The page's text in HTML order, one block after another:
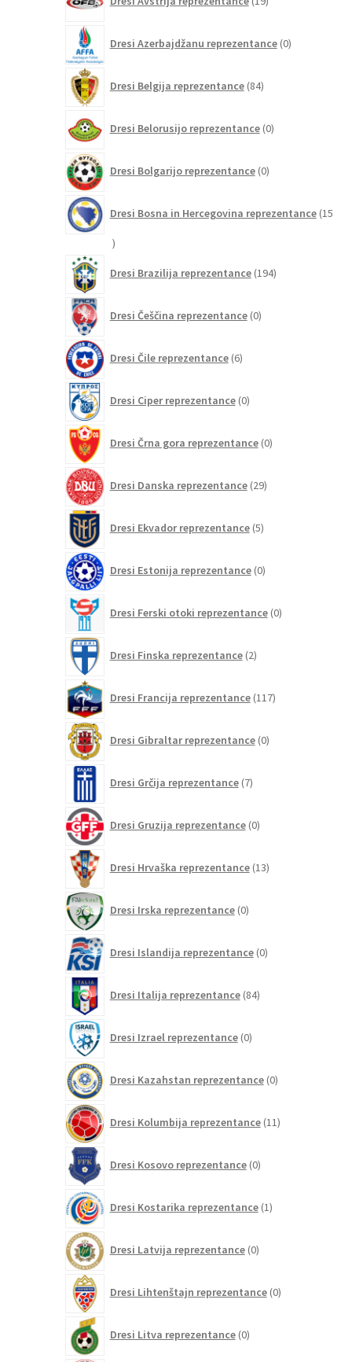
izdelkov
Dresi Azerbajdžanu reprezentance 0izdelkov
Dresi Belgija reprezentance 84izdelkov
Dresi Belorusijo reprezentance 0izdelkov
Dresi Bolgarijo reprezentance 0izdelkov
Dresi Bosna in Hercegovina reprezentance 15
15
Dresi Brazilija reprezentance 194izdelkov
Dresi Češčina reprezentance 0izdelkov
Dresi Čile reprezentance 6izdelkov
Dresi Ciper reprezentance 0izdelkov
Dresi Črna gora reprezentance 0izdelkov
Dresi Danska reprezentance 29izdelkov
Dresi Ekvador reprezentance 5izdelkov
Dresi Estonija reprezentance 0izdelkov
Dresi Ferski otoki reprezentance 0izdelkov
Dresi Finska reprezentance 2izdelka
Dresi Francija reprezentance 117izdelkov
Dresi Gibraltar reprezentance 0izdelkov
Dresi Grčija reprezentance 7izdelkov
Dresi Gruzija reprezentance 0izdelkov
Dresi Hrvaška reprezentance 13izdelkov
Dresi Irska reprezentance 0izdelkov
Dresi Islandija reprezentance 0izdelkov
Dresi Italija reprezentance 84izdelkov
Dresi Izrael reprezentance 0izdelkov
Dresi Kazahstan reprezentance 0izdelkov
Dresi Kolumbija reprezentance 11izdelkov
Dresi Kosovo reprezentance 0izdelkov
Dresi Kostarika reprezentance 1izdelek
Dresi Latvija reprezentance 0izdelkov
Dresi Lihtenštajn reprezentance 0izdelkov
Dresi Litva reprezentance 0izdelkov